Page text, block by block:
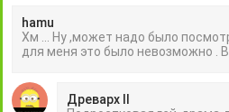
hamu
Хм ... Ну ,может надо было
для меня это было невозможно .
Древарх II